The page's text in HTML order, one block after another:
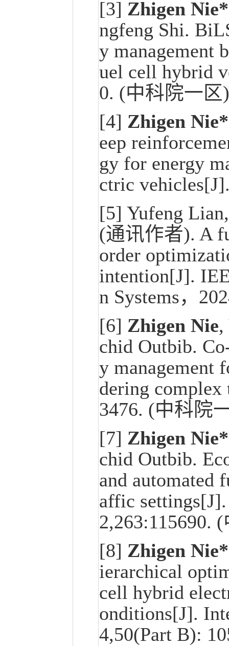
[3] Zhigen Nie*
ngfeng Shi.
y management
uel cell hybrid
0. (中科院一区)
[4] Zhigen Nie*
eep
gy for energy
ctric
[5] Yufeng
(通讯作者). A
order
intention[J].
n Systems，
[6] Zhigen Nie,
chid Outbib.
y management
dering
3476. (中科院
[7] Zhigen Nie*
chid Outbib.
and automated
affic
2,263:115690.
[8] Zhigen Nie*
ierarchical
cell hybrid
onditions[J].
4,50(Part B):